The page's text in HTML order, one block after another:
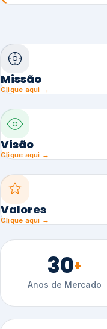
Missão
Clique aqui →
Visão
Clique aqui →
Valores
Clique aqui →
30+
Anos de Mercado